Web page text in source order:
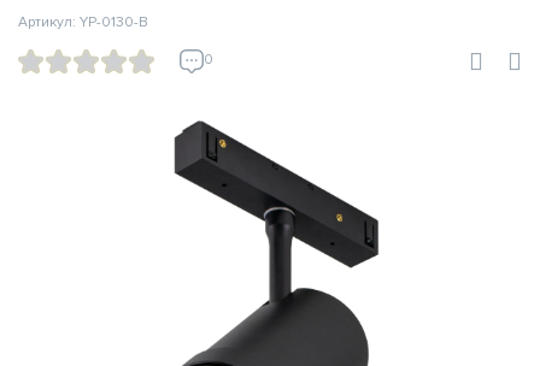
0
Артикул: YP-0130-B